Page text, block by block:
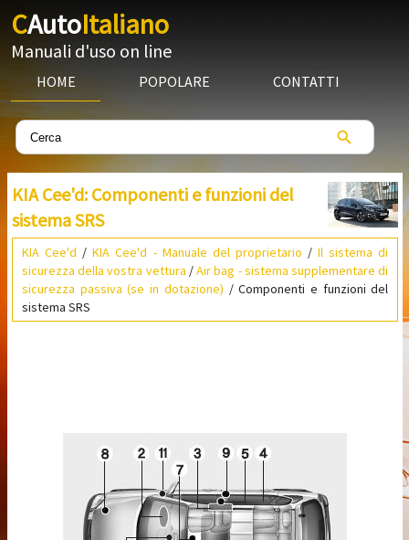
CAutoItaliano
Manuali d'uso on line
HOME POPOLARE CONTATTI
KIA Cee'd: Componenti e funzioni del
sistema SRS
KIA Cee'd /KIA Cee'd - Manuale del proprietario /Il sistema di
sicurezza della vostra vettura /Air bag - sistema supplementare di
sicurezza passiva (se in dotazione) / Componenti e funzioni del
sistema SRS